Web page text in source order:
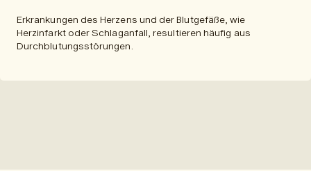
Erkrankungen des Herzens und der Blutgefäße, wie
Herzinfarkt oder Schlaganfall, resultieren häufig aus
Durchblutungsstörungen.